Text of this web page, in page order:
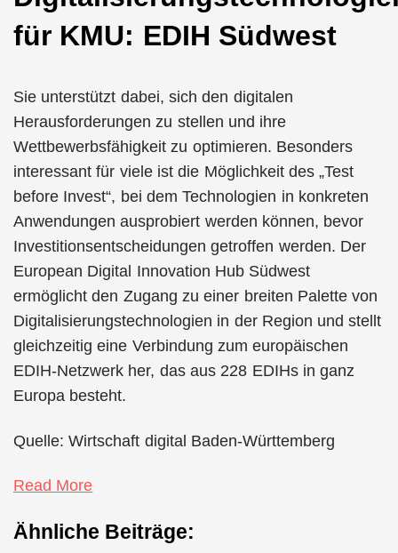
für KMU: EDIH Südwest
Sie unterstützt dabei, sich den digitalen
Herausforderungen zu stellen und ihre
Wettbewerbsfähigkeit zu optimieren. Besonders
interessant für viele ist die Möglichkeit des „Test
before Invest“, bei dem Technologien in konkreten
Anwendungen ausprobiert werden können, bevor
Investitionsentscheidungen getroffen werden. Der
European Digital Innovation Hub Südwest
ermöglicht den Zugang zu einer breiten Palette von
Digitalisierungstechnologien in der Region und stellt
gleichzeitig eine Verbindung zum europäischen
EDIH-Netzwerk her, das aus 228 EDIHs in ganz
Europa besteht.
Quelle: Wirtschaft digital Baden-Württemberg
Read More
Ähnliche Beiträge: